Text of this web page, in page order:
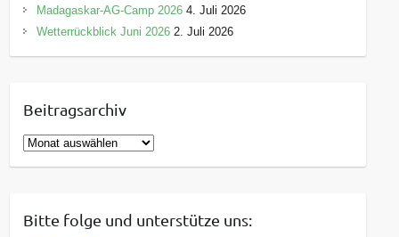
Madagaskar-AG-Camp 2026 4. Juli 2026
Wetterrückblick Juni 2026 2. Juli 2026
Beitragsarchiv
B
e
r
Bitte folge und unterstütze uns: